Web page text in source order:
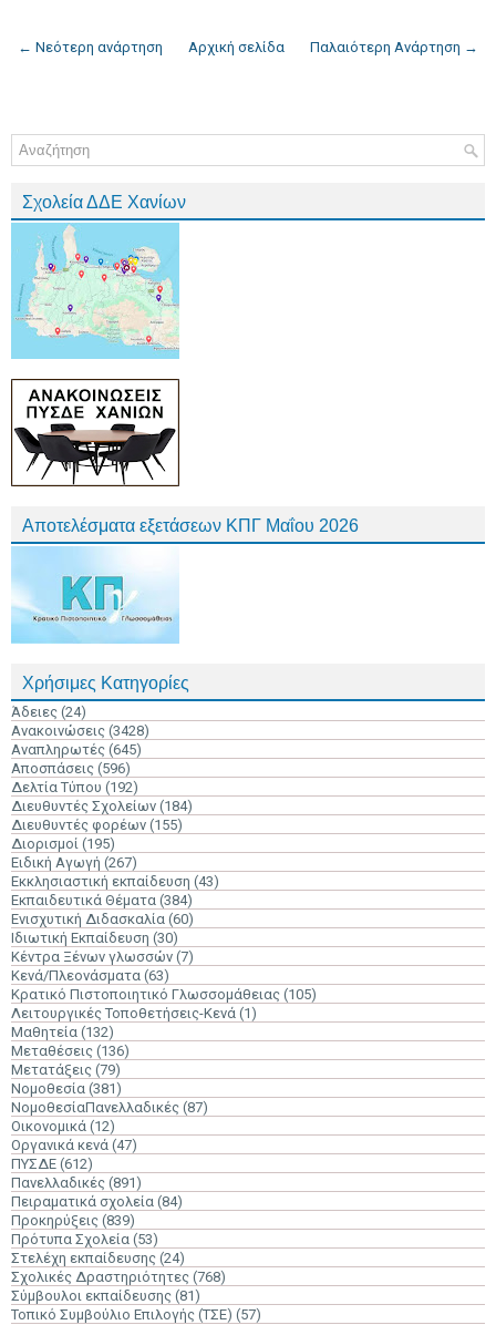
← Νεότερη ανάρτηση Παλαιότερη Ανάρτηση →
Αρχική σελίδα
Σχολεία ΔΔΕ Χανίων
Αποτελέσματα εξετάσεων ΚΠΓ Μαΐου 2026
Χρήσιμες Κατηγορίες
Άδειες (24)
Ανακοινώσεις (3428)
Αναπληρωτές (645)
Αποσπάσεις (596)
Δελτία Τύπου (192)
Διευθυντές Σχολείων (184)
Διευθυντές φορέων (155)
Διορισμοί (195)
Ειδική Αγωγή (267)
Εκκλησιαστική εκπαίδευση (43)
Εκπαιδευτικά Θέματα (384)
Ενισχυτική Διδασκαλία (60)
Ιδιωτική Εκπαίδευση (30)
Κέντρα Ξένων γλωσσών (7)
Κενά/Πλεονάσματα (63)
Κρατικό Πιστοποιητικό Γλωσσομάθειας (105)
Λειτουργικές Τοποθετήσεις-Κενά (1)
Μαθητεία (132)
Μεταθέσεις (136)
Μετατάξεις (79)
Νομοθεσία (381)
ΝομοθεσίαΠανελλαδικές (87)
Οικονομικά (12)
Οργανικά κενά (47)
ΠΥΣΔΕ (612)
Πανελλαδικές (891)
Πειραματικά σχολεία (84)
Προκηρύξεις (839)
Πρότυπα Σχολεία (53)
Στελέχη εκπαίδευσης (24)
Σχολικές Δραστηριότητες (768)
Σύμβουλοι εκπαίδευσης (81)
Τοπικό Συμβούλιο Επιλογής (ΤΣΕ) (57)